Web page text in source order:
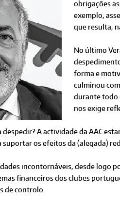
obrigações
exemplo,
que resulta,
No último
forma e
culminou
durante todo
nos exige
A actividade da AAC
os efeitos da (alegada)
incontornáveis, desde logo
financeiros dos clubes
de controlo.